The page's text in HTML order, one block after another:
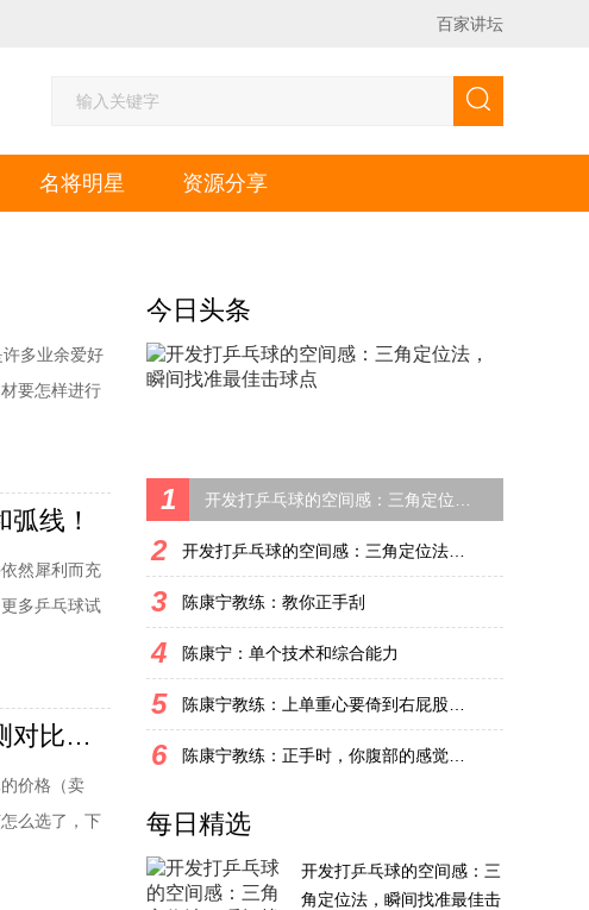
百家讲坛
名将明星 资源分享
许多业余爱好
要怎样进行
致的细节今
线！
然犀利而充
多乒乓球试
法，正反手
斯帝卡樊振东橙标vs碳素纪元黑标乒乓球底板试打评测对比视频！
价格（卖
么选了，下
今日头条
1
2
3 陈康宁教练：教你正手刮
4 陈康宁：单个技术和综合能力
5
6
每日精选
开发打乒乓球的空间感：三
角定位法，瞬间找准最佳击